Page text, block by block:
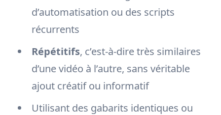
d’automatisation ou des scripts
récurrents
Répétitifs, c’est-à-dire très similaires
d’une vidéo à l’autre, sans véritable
ajout créatif ou informatif
Utilisant des gabarits identiques ou